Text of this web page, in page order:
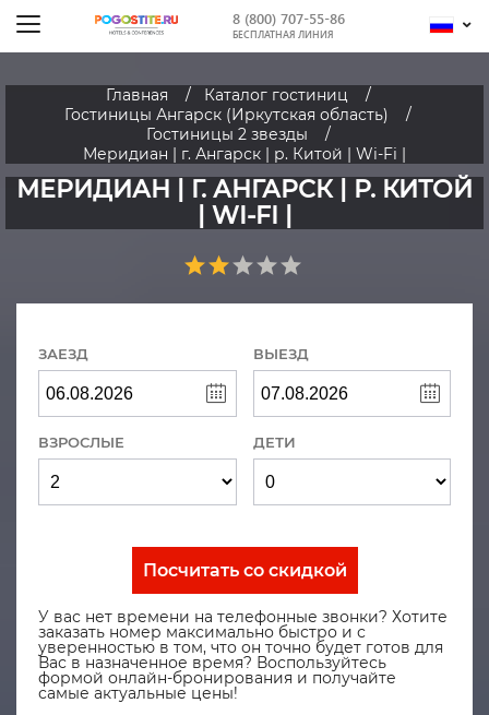
8 (800) 707-55-86
БЕСПЛАТНАЯ ЛИНИЯ
Главная
Каталог гостиниц
Гостиницы Ангарск (Иркутская область)
Гостиницы 2 звезды
Меридиан | г. Ангарск | р. Китой | Wi-Fі |
МЕРИДИАН | Г. АНГАРСК | Р. КИТОЙ
| WI-FІ |
ЗАЕЗД ВЫЕЗД
ВЗРОСЛЫЕ ДЕТИ
Посчитать со скидкой
У вас нет времени на телефонные звонки? Хотите
заказать номер максимально быстро и с
уверенностью в том, что он точно будет готов для
Вас в назначенное время? Воспользуйтесь
формой онлайн-бронирования и получайте
самые актуальные цены!